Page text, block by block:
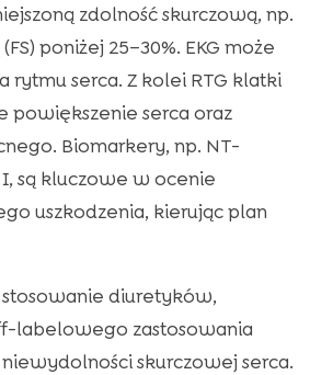
zdolność skurczową, np.
poniżej 25–30%. EKG może
rytmu serca. Z kolei RTG klatki
powiększenie serca oraz
Biomarkery, np. NT-
są kluczowe w ocenie
uszkodzenia, kierując plan
diuretyków,
labelowego zastosowania
skurczowej serca.